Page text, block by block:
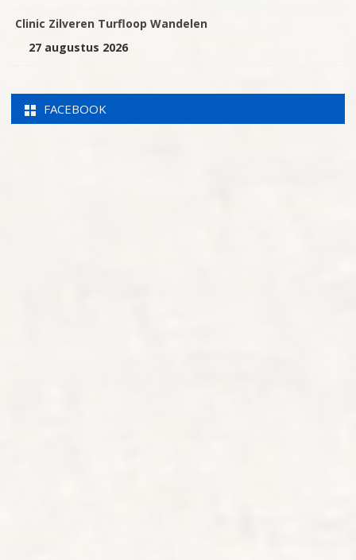
Clinic Zilveren Turfloop Wandelen
27 augustus 2026
FACEBOOK